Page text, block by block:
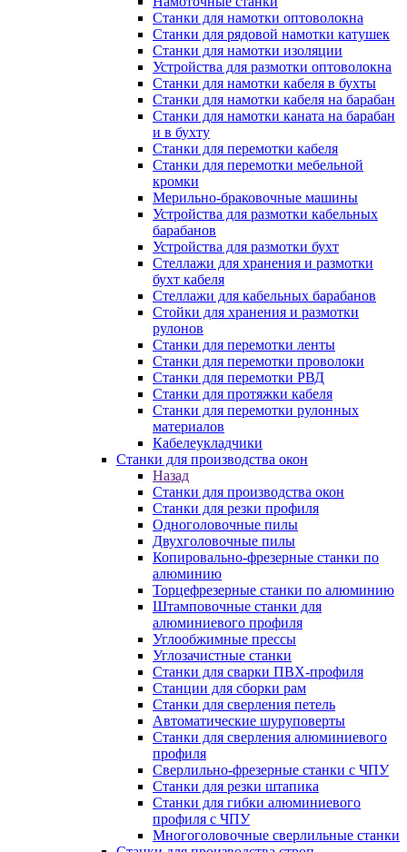
Станки для намотки оптоволокна
Станки для рядовой намотки катушек
Станки для намотки изоляции
Устройства для размотки оптоволокна
Станки для намотки кабеля в бухты
Станки для намотки кабеля на барабан
Станки для намотки каната на барабан
и в бухту
Станки для перемотки кабеля
Станки для перемотки мебельной
кромки
Мерильно-браковочные машины
Устройства для размотки кабельных
барабанов
Устройства для размотки бухт
Стеллажи для хранения и размотки
бухт кабеля
Стеллажи для кабельных барабанов
Стойки для хранения и размотки
рулонов
Станки для перемотки ленты
Станки для перемотки проволоки
Станки для перемотки РВД
Станки для протяжки кабеля
Станки для перемотки рулонных
материалов
Кабелеукладчики
Станки для производства окон
Назад
Станки для производства окон
Станки для резки профиля
Одноголовочные пилы
Двухголовочные пилы
Копировально-фрезерные станки по
алюминию
Торцефрезерные станки по алюминию
Штамповочные станки для
алюминиевого профиля
Углообжимные прессы
Углозачистные станки
Станки для сварки ПВХ-профиля
Станции для сборки рам
Станки для сверления петель
Автоматические шуруповерты
Станки для сверления алюминиевого
профиля
Сверлильно-фрезерные станки с ЧПУ
Станки для резки штапика
Станки для гибки алюминиевого
профиля с ЧПУ
Многоголовочные сверлильные станки